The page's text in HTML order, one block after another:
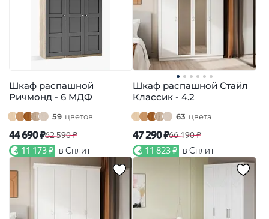
Шкаф распашной
Ричмонд - 6 МДФ
59 цветов
44 690 ₽62 590 ₽
11 173 ₽ в Сплит
Шкаф распашной Стайл
Классик - 4.2
63 цвета
47 290 ₽66 190 ₽
11 823 ₽ в Сплит